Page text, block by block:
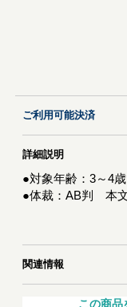
ご利用可能決済
詳細説明
●対象年齢：3～4歳
●体裁：AB判 本
関連情報
この商品